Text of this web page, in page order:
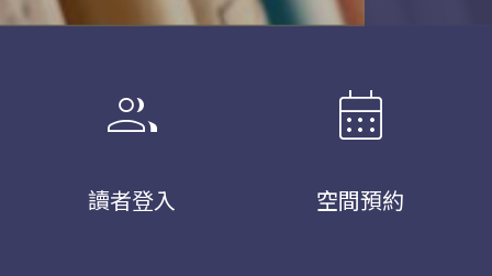
group
讀者登入
calendar_month
空間預約